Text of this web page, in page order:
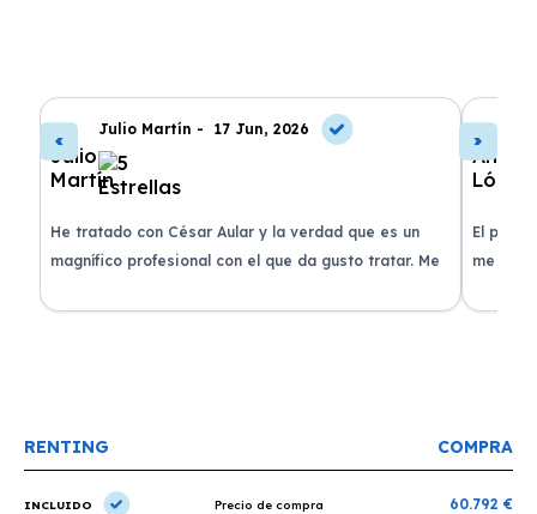
Julio Martín - 17 Jun, 2026
He tratado con César Aular y la verdad que es un
magnífico profesional con el que da gusto tratar. Me
recomiendo un montón, muchas gracias!
El
me
plazo
RENTING COMPRA
INCLUIDO Precio de compra 60.792 €